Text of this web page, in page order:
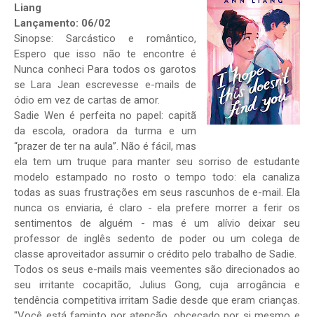
Liang
Lançamento: 06/02
Sinopse: Sarcástico e romântico,
Espero que isso não te encontre é
Nunca conheci Para todos os garotos
se Lara Jean escrevesse e-mails de
ódio em vez de cartas de amor.
Sadie Wen é perfeita no papel: capitã
da escola, oradora da turma e um
“prazer de ter na aula”. Não é fácil, mas
ela tem um truque para manter seu sorriso de estudante
modelo estampado no rosto o tempo todo: ela canaliza
todas as suas frustrações em seus rascunhos de e-mail. Ela
nunca os enviaria, é claro - ela prefere morrer a ferir os
sentimentos de alguém - mas é um alívio deixar seu
professor de inglês sedento de poder ou um colega de
classe aproveitador assumir o crédito pelo trabalho de Sadie.
Todos os seus e-mails mais veementes são direcionados ao
seu irritante cocapitão, Julius Gong, cuja arrogância e
tendência competitiva irritam Sadie desde que eram crianças.